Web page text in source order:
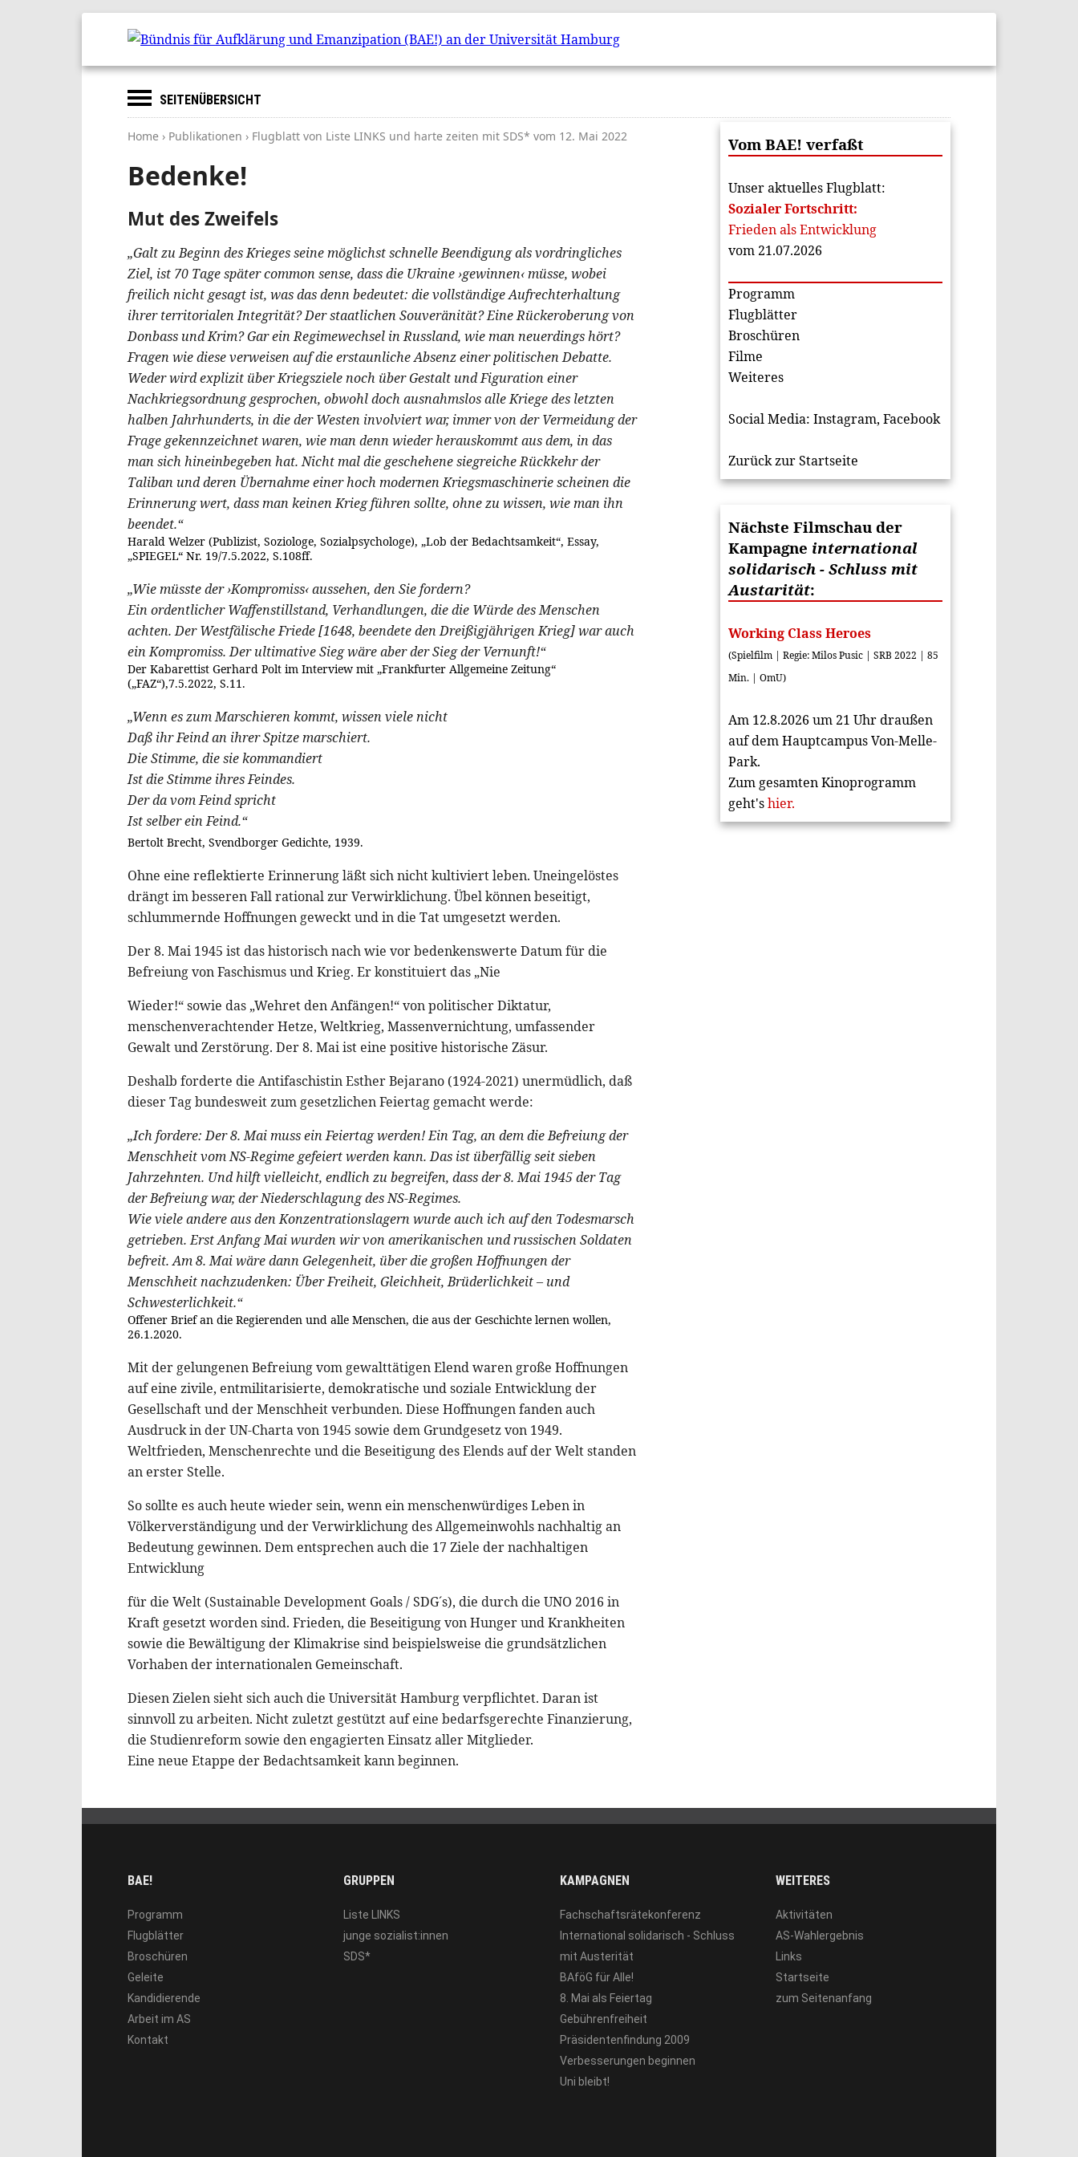
SEITENÜBERSICHT
Home › Publikationen › Flugblatt von Liste LINKS und harte zeiten mit SDS* vom 12. Mai 2022
Bedenke!
Mut des Zweifels
„Galt zu Beginn des Krieges seine möglichst schnelle Beendigung als vordringliches
Ziel, ist 70 Tage später common sense, dass die Ukraine ›gewinnen‹ müsse, wobei
freilich nicht gesagt ist, was das denn bedeutet: die vollständige Aufrechterhaltung
ihrer territorialen Integrität? Der staatlichen Souveränität? Eine Rückeroberung von
Donbass und Krim? Gar ein Regimewechsel in Russland, wie man neuerdings hört?
Fragen wie diese verweisen auf die erstaunliche Absenz einer politischen Debatte.
Weder wird explizit über Kriegsziele noch über Gestalt und Figuration einer
Nachkriegsordnung gesprochen, obwohl doch ausnahmslos alle Kriege des letzten
halben Jahrhunderts, in die der Westen involviert war, immer von der Vermeidung der
Frage gekennzeichnet waren, wie man denn wieder herauskommt aus dem, in das
man sich hineinbegeben hat. Nicht mal die geschehene siegreiche Rückkehr der
Taliban und deren Übernahme einer hoch modernen Kriegsmaschinerie scheinen die
Erinnerung wert, dass man keinen Krieg führen sollte, ohne zu wissen, wie man ihn
beendet.“
Harald Welzer (Publizist, Soziologe, Sozialpsychologe), „Lob der Bedachtsamkeit“, Essay,
„SPIEGEL“ Nr. 19/7.5.2022, S.108ff.
„Wie müsste der ›Kompromiss‹ aussehen, den Sie fordern?
Ein ordentlicher Waffenstillstand, Verhandlungen, die die Würde des Menschen
achten. Der Westfälische Friede [1648, beendete den Dreißigjährigen Krieg] war auch
ein Kompromiss. Der ultimative Sieg wäre aber der Sieg der Vernunft!“
Der Kabarettist Gerhard Polt im Interview mit „Frankfurter Allgemeine Zeitung“
(„FAZ“),7.5.2022, S.11.
„Wenn es zum Marschieren kommt, wissen viele nicht
Daß ihr Feind an ihrer Spitze marschiert.
Die Stimme, die sie kommandiert
Ist die Stimme ihres Feindes.
Der da vom Feind spricht
Ist selber ein Feind.“
Bertolt Brecht, Svendborger Gedichte, 1939.
Ohne eine reflektierte Erinnerung läßt sich nicht kultiviert leben. Uneingelöstes
drängt im besseren Fall rational zur Verwirklichung. Übel können beseitigt,
schlummernde Hoffnungen geweckt und in die Tat umgesetzt werden.
Der 8. Mai 1945 ist das historisch nach wie vor bedenkenswerte Datum für die
Befreiung von Faschismus und Krieg. Er konstituiert das „Nie
Wieder!“ sowie das „Wehret den Anfängen!“ von politischer Diktatur,
menschenverachtender Hetze, Weltkrieg, Massenvernichtung, umfassender
Gewalt und Zerstörung. Der 8. Mai ist eine positive historische Zäsur.
Deshalb forderte die Antifaschistin Esther Bejarano (1924-2021) unermüdlich, daß
dieser Tag bundesweit zum gesetzlichen Feiertag gemacht werde:
„Ich fordere: Der 8. Mai muss ein Feiertag werden! Ein Tag, an dem die Befreiung der
Menschheit vom NS-Regime gefeiert werden kann. Das ist überfällig seit sieben
Jahrzehnten. Und hilft vielleicht, endlich zu begreifen, dass der 8. Mai 1945 der Tag
der Befreiung war, der Niederschlagung des NS-Regimes.
Wie viele andere aus den Konzentrationslagern wurde auch ich auf den Todesmarsch
getrieben. Erst Anfang Mai wurden wir von amerikanischen und russischen Soldaten
befreit. Am 8. Mai wäre dann Gelegenheit, über die großen Hoffnungen der
Menschheit nachzudenken: Über Freiheit, Gleichheit, Brüderlichkeit – und
Schwesterlichkeit.“
Offener Brief an die Regierenden und alle Menschen, die aus der Geschichte lernen wollen,
26.1.2020.
Mit der gelungenen Befreiung vom gewalttätigen Elend waren große Hoffnungen
auf eine zivile, entmilitarisierte, demokratische und soziale Entwicklung der
Gesellschaft und der Menschheit verbunden. Diese Hoffnungen fanden auch
Ausdruck in der UN-Charta von 1945 sowie dem Grundgesetz von 1949.
Weltfrieden, Menschenrechte und die Beseitigung des Elends auf der Welt standen
an erster Stelle.
So sollte es auch heute wieder sein, wenn ein menschenwürdiges Leben in
Völkerverständigung und der Verwirklichung des Allgemeinwohls nachhaltig an
Bedeutung gewinnen. Dem entsprechen auch die 17 Ziele der nachhaltigen
Entwicklung
für die Welt (Sustainable Development Goals / SDG´s), die durch die UNO 2016 in
Kraft gesetzt worden sind. Frieden, die Beseitigung von Hunger und Krankheiten
sowie die Bewältigung der Klimakrise sind beispielsweise die grundsätzlichen
Vorhaben der internationalen Gemeinschaft.
Diesen Zielen sieht sich auch die Universität Hamburg verpflichtet. Daran ist
sinnvoll zu arbeiten. Nicht zuletzt gestützt auf eine bedarfsgerechte Finanzierung,
die Studienreform sowie den engagierten Einsatz aller Mitglieder.
Eine neue Etappe der Bedachtsamkeit kann beginnen.
Vom BAE! verfaßt
Unser aktuelles Flugblatt:
Sozialer Fortschritt:
Frieden als Entwicklung
vom 21.07.2026
Programm
Flugblätter
Broschüren
Filme
Weiteres
Social Media: Instagram, Facebook
Zurück zur Startseite
Nächste Filmschau der
Kampagne international
solidarisch - Schluss mit
Austarität:
Working Class Heroes
(Spielfilm | Regie: Milos Pusic | SRB 2022 | 85
Min. | OmU)
Am 12.8.2026 um 21 Uhr draußen
auf dem Hauptcampus Von-Melle-
Park.
Zum gesamten Kinoprogramm
geht'shier.
BAE!
Programm
Flugblätter
Broschüren
Geleite
Kandidierende
Arbeit im AS
Kontakt
GRUPPEN
Liste LINKS
junge sozialist:innen
SDS*
KAMPAGNEN
Fachschaftsrätekonferenz
International solidarisch - Schluss
mit Austerität
BAföG für Alle!
8. Mai als Feiertag
Gebührenfreiheit
Präsidentenfindung 2009
Verbesserungen beginnen
Uni bleibt!
WEITERES
Aktivitäten
AS-Wahlergebnis
Links
Startseite
zum Seitenanfang